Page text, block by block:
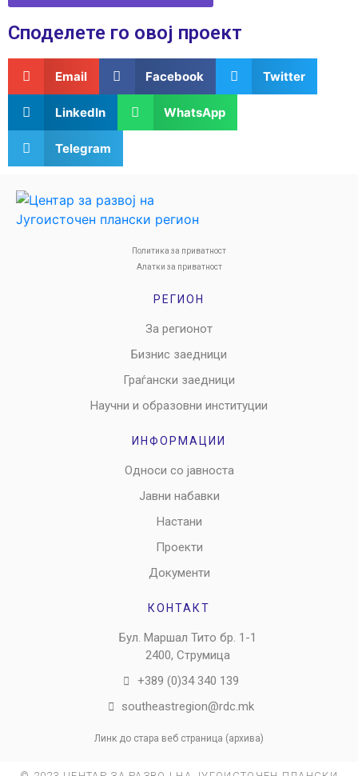
Споделeте го овој проект
Email Facebook Twitter
LinkedIn WhatsApp
Telegram
Политика за приватност
Алатки за приватност
РЕГИОН
За регионот
Бизнис заедници
Граѓански заедници
Научни и образовни институции
ИНФОРМАЦИИ
Односи со јавноста
Јавни набавки
Настани
Проекти
Документи
КОНТАКТ
Бул. Маршал Тито бр. 1-1
2400, Струмица
+389 (0)34 340 139
southeastregion@rdc.mk
Линк до стара веб страница (архива)